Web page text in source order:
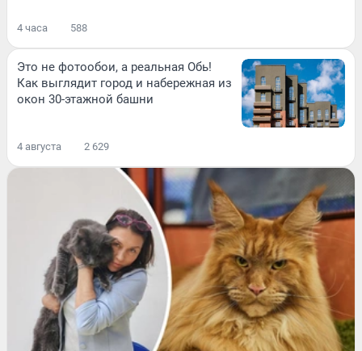
4 часа 588
Это не фотообои, а реальная Обь!
Как выглядит город и набережная из
окон 30-этажной башни
4 августа 2 629